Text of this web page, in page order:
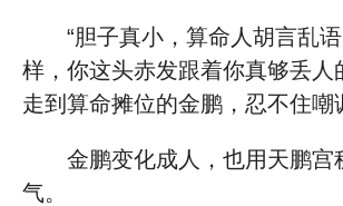
“胆子真小，算命人胡言乱
样，你这头赤发跟着你真够丢人
走到算命摊位的金鹏，忍不住嘲
金鹏变化成人，也用天鹏宫
气。